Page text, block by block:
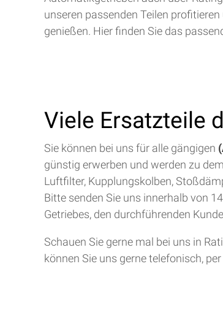
unseren passenden Teilen
genießen. Hier finden Sie das
Viele Ersatzteile
Sie können bei uns für alle gängigen
günstig erwerben und werden zu
Luftfilter, Kupplungskolben,
Bitte senden Sie uns innerhalb von
Getriebes, den durchführenden
Schauen Sie gerne mal bei uns in
können Sie uns gerne telefonisch,